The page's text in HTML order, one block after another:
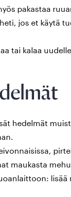
pakastaa
jos et käytä
tai kalaa
hedelmät
maukasta